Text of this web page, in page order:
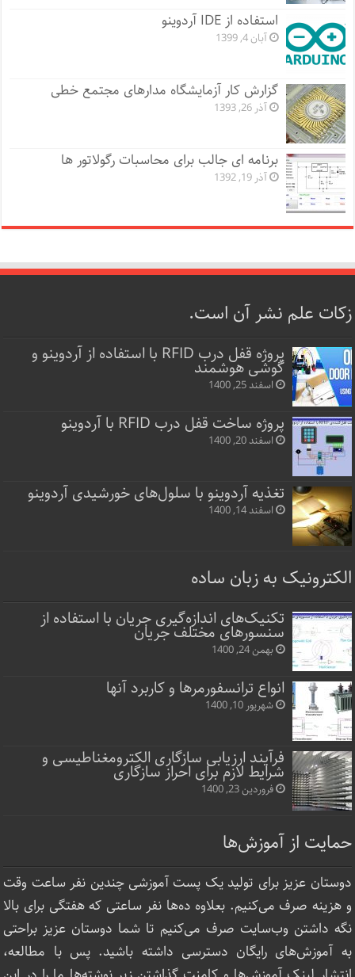
استفاده از IDE آردوینو
آبان 4, 1399
گزارش کار آزمایشگاه مدارهای مجتمع خطی
آذر 26, 1393
برنامه ای جالب برای محاسبات رگولاتور ها
آذر 19, 1392
زکات علم نشر آن است.
پروژه قفل‌ درب RFID با استفاده از آردوینو و
گوشی هوشمند
اسفند 25, 1400
پروژه ساخت قفل‌ درب RFID با آردوینو
اسفند 20, 1400
تغذیه آردوینو با سلول‌های خورشیدی آردوینو
اسفند 14, 1400
الکترونیک به زبان ساده
تکنیک‌های اندازه‌گیری جریان با استفاده از
سنسورهای مختلف جریان
بهمن 24, 1400
انواع ترانسفورمرها و کاربرد آنها
شهریور 10, 1400
فرآیند ارزیابی سازگاری الکترومغناطیسی و
شرایط لازم برای احراز سازگاری
فروردین 23, 1400
حمایت از آموزش‌ها
دوستان عزیز برای تولید یک پست آموزشی چندین نفر ساعت‌ وقت
و هزینه صرف می‌کنیم. بعلاوه ده‌ها نفر ساعتی که هفتگی برای بالا
نگه داشتن وب‌سایت صرف ‌می‌کنیم تا شما دوستان عزیز براحتی
به آموزش‌های رایگان دسترسی داشته باشید. پس با مطالعه،